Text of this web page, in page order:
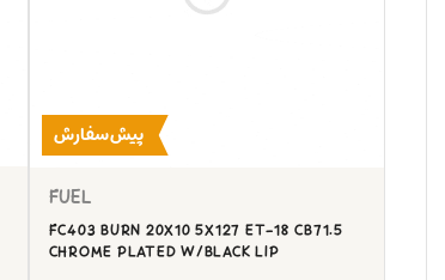
پیش‌سفارش
FUEL
FC403 BURN 20X10 5X127 ET-18 CB71.5
CHROME PLATED W/BLACK LIP